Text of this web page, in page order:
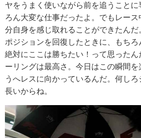
ヤをうまく使いながら前を追うこと
ろん大変な仕事だったよ。でもレー
分自身を感じ取れることができたん
ポジションを回復したときに、もちろ
絶対にここは勝ちたい！って思ったん
ーリングは最高さ。今日はこの瞬間
うへレスに向かっているんだ。何し
長いからね。